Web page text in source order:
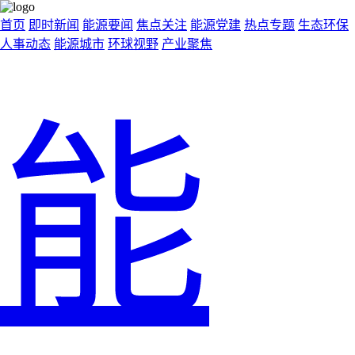
首页 即时新闻 能源要闻 焦点关注 能源党建 热点专题 生态环保
人事动态 能源城市 环球视野 产业聚焦
能